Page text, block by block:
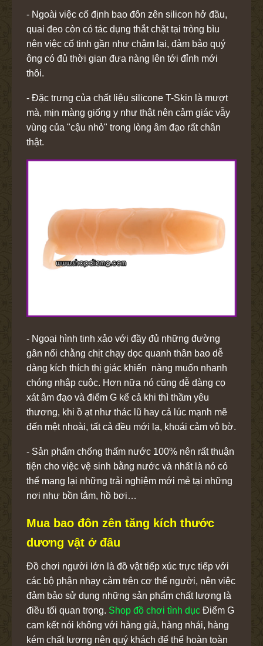
- Ngoài việc cố định bao đôn zên silicon hở đầu,
quai đeo còn có tác dụng thắt chặt tại tròng bìu
nên việc cố tinh gần như chậm lại, đảm bảo quý
ông có đủ thời gian đưa nàng lên tới đỉnh mới
thôi.
- Đặc trưng của chất liệu silicone T-Skin là mượt
mà, mịn màng giống y như thật nên cảm giác vẫy
vùng của "cậu nhỏ" trong lòng âm đạo rất chân
thật.
- Ngoại hình tinh xảo với đầy đủ những đường
gân nổi chằng chịt chạy dọc quanh thân bao dễ
dàng kích thích thị giác khiến nàng muốn nhanh
chóng nhập cuộc. Hơn nữa nó cũng dễ dàng cọ
xát âm đạo và điểm G kể cả khi thì thầm yêu
thương, khi ồ ạt như thác lũ hay cả lúc mạnh mẽ
đến mệt nhoài, tất cả đều mới lạ, khoái cảm vô bờ.
- Sản phẩm chống thấm nước 100% nên rất thuận
tiện cho việc vệ sinh bằng nước và nhất là nó có
thể mang lại những trải nghiệm mới mẻ tại những
nơi như bồn tắm, hồ bơi…
Mua bao đôn zên tăng kích thước
dương vật ở đâu
Đồ chơi người lớn là đồ vật tiếp xúc trực tiếp với
các bộ phận nhạy cảm trên cơ thể người, nên việc
đảm bảo sử dụng những sản phẩm chất lượng là
điều tối quan trọng. Shop đồ chơi tình dục Điểm G
cam kết nói không với hàng giả, hàng nhái, hàng
kém chất lượng nên quý khách để thể hoàn toàn